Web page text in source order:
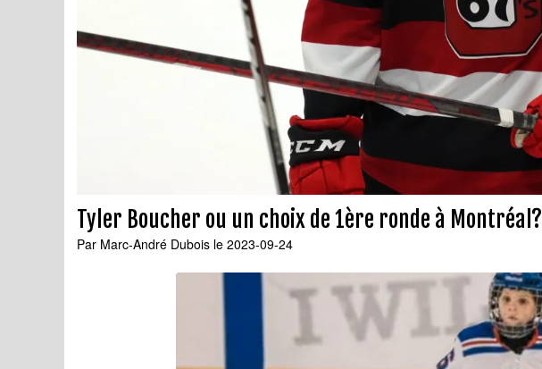
Tyler Boucher ou un choix de 1ère ronde à Montréal?
Par Marc-André Dubois le 2023-09-24